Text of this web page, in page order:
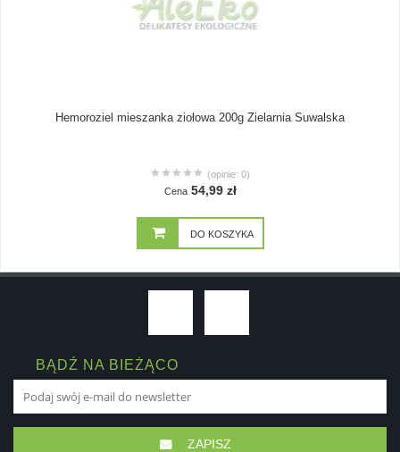
Hemoroziel mieszanka ziołowa 200g Zielarnia Suwalska
(opinie: 0)
Cena 54,99 zł
DO KOSZYKA
BĄDŹ NA BIEŻĄCO
ZAPISZ